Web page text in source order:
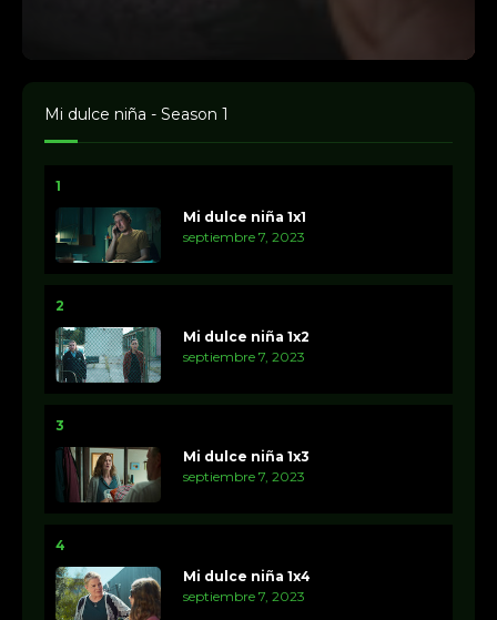
Mi dulce niña - Season 1
1
Mi dulce niña 1x1
septiembre 7, 2023
2
Mi dulce niña 1x2
septiembre 7, 2023
3
Mi dulce niña 1x3
septiembre 7, 2023
4
Mi dulce niña 1x4
septiembre 7, 2023